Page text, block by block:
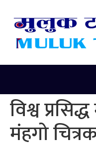
विश्व
मंहगो